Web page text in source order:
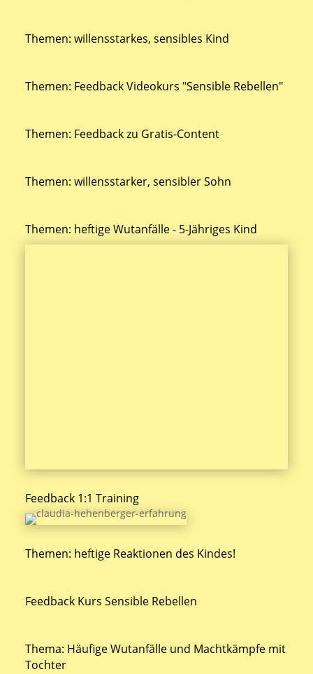
Themen: willensstarkes, sensibles Kind
Themen: Feedback Videokurs "Sensible Rebellen"
Themen: Feedback zu Gratis-Content
Themen: willensstarker, sensibler Sohn
Themen: heftige Wutanfälle - 5-Jähriges Kind
Feedback 1:1 Training
Themen: heftige Reaktionen des Kindes!
Feedback Kurs Sensible Rebellen
Thema: Häufige Wutanfälle und Machtkämpfe mit
Tochter